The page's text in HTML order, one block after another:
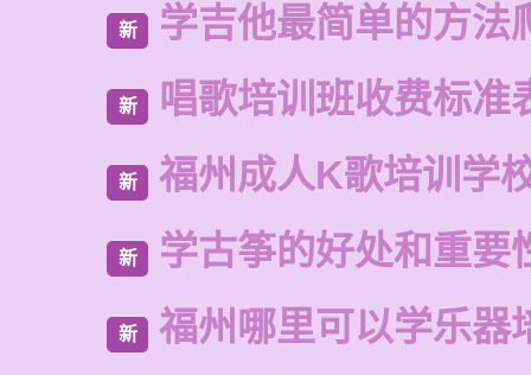
新 学吉他最简单的方法
新 唱歌培训班收费标准
新 福州成人K歌培训学
新 学古筝的好处和重要
新 福州哪里可以学乐器